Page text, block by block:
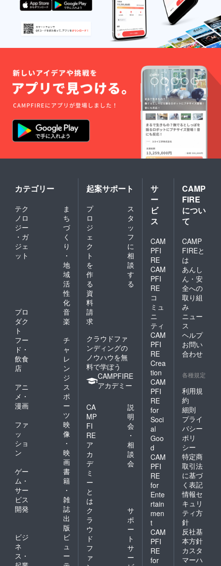
カテゴリー
テク
ノロ
ジー
・ガ
ジェ
ット
ま
ち
づ
く
り
・
地
域
活
性
化
プロ
ダク
ト
音
楽
フー
ド・
飲食
店
チ
ャ
レ
ン
ジ
アニ
メ・
漫画
ス
ポ
ー
ツ
ファ
ッ
ショ
ン
映
像
・
映
画
ゲー
ム・
サー
ビス
開発
書
籍
・
雑
誌
出
版
ビジ
ネ
ス・
ビ
ュ
ー
起案サポート
プ
ロ
ジ
ェ
ク
ト
を
作
る
ス
タ
ッ
フ
に
相
談
す
る
資
料
請
求
クラウドファ
ンディングの
ノウハウを無
料で学ぼう
CAMPFIRE
アカデミー
CA
MP
FI
RE
ア
カ
デ
ミ
ー
と
は
説
明
会
・
相
談
会
ク
ラ
ウ
ド
フ
ァ
サ
ポ
ー
ト
サ
ー
サ
ー
ビ
ス
CAM
PFI
RE
CAM
PFI
RE
コ
ミュ
ニ
ティ
CAM
PFI
RE
Crea
tion
CAM
PFI
RE
for
Soci
al
Goo
d
CAM
PFI
RE
for
Ente
rtain
men
t
CAM
PFI
RE
for
CAMP
FIRE
につい
て
CAMP
FIREと
は
あんし
ん・安
全への
取り組
み
ニュー
ス
ヘルプ
お問い
合わせ
各種規定
利用規
約
細則
プライ
バシー
ポリ
シー
特定商
取引法
に基づ
く表記
情報セ
キュリ
ティ方
針
反社基
本方針
カスタ
マーハ